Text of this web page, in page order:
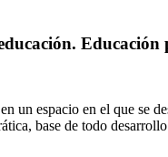
un espacio en el que
base de todo